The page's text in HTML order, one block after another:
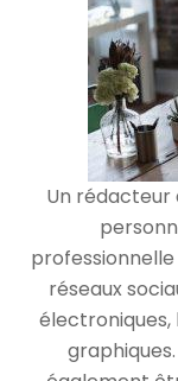
Un rédacteur
réseaux
électroniques,